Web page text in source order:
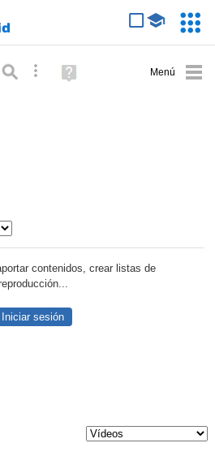
Búsqueda avanzada
Ayuda
(en
contenidos, crear listas de
Iniciar sesión